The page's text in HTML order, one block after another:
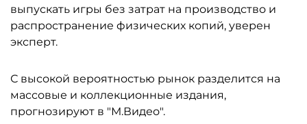
выпускать игры без затрат на производство и
распространение физических копий, уверен
эксперт.
С высокой вероятностью рынок разделится на
массовые и коллекционные издания,
прогнозируют в "М.Видео".